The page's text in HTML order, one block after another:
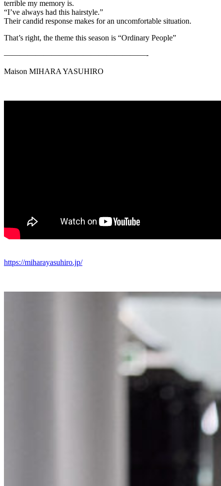
terrible my memory is.
“I’ve always had this hairstyle.”
Their candid response makes for an uncomfortable situation.
That’s right, the theme this season is “Ordinary People”
——————————————————-
Maison MIHARA YASUHIRO
https://miharayasuhiro.jp/